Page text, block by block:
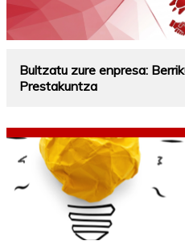
Bultzatu zure enpresa:
Prestakuntza